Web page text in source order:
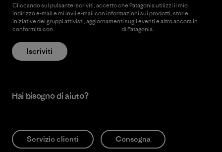
Cliccando sul pulsante Iscriviti, accetto che Patagonia utilizzi il mio
indirizzo e-mail e mi invii e-mail con informazioni sui prodotti, storie,
iniziative dei gruppi attivisti, aggiornamenti sugli eventi e altro ancora in
conformità con
di Patagonia.
Iscriviti
Hai bisogno di aiuto?
Servizio clienti Consegna